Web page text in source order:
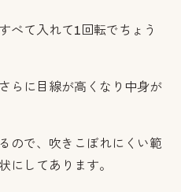
べて入れて1回転でちょう
らに目線が高くなり中身が
ので、吹きこぼれにくい範
にしてあります。